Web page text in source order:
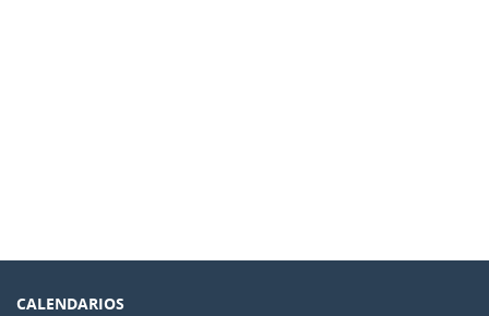
CALENDARIOS